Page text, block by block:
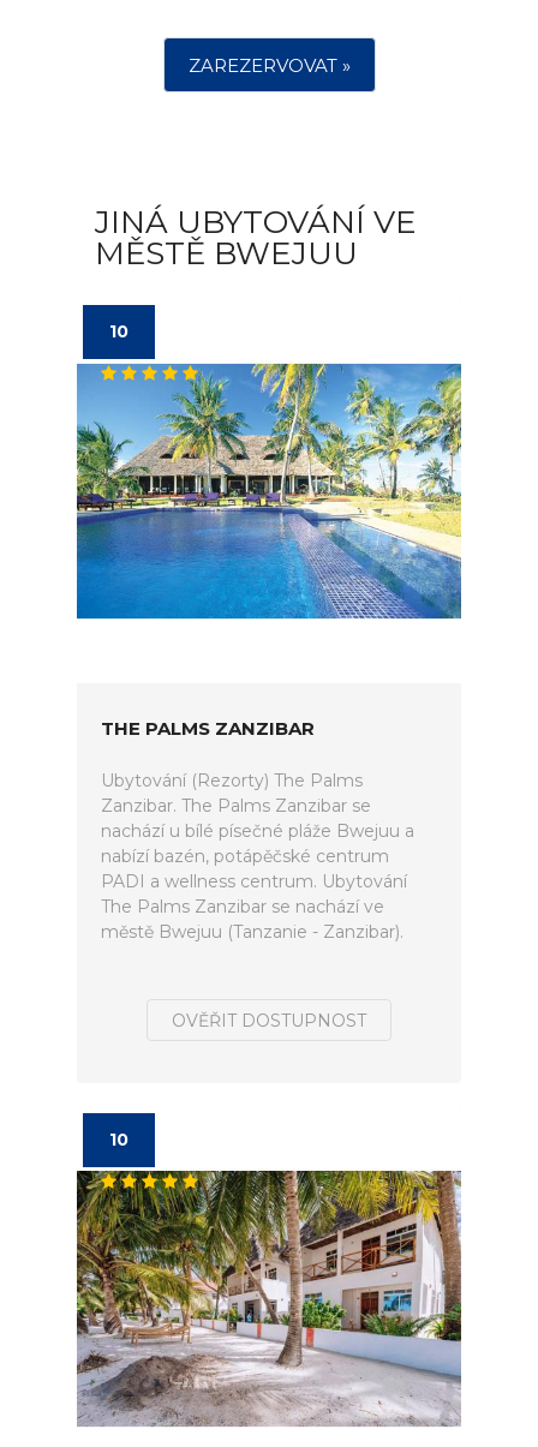
ZAREZERVOVAT »
JINÁ UBYTOVÁNÍ VE
MĚSTĚ BWEJUU
10
THE PALMS ZANZIBAR
Ubytování (Rezorty) The Palms
Zanzibar. The Palms Zanzibar se
nachází u bílé písečné pláže Bwejuu a
nabízí bazén, potápěčské centrum
PADI a wellness centrum. Ubytování
The Palms Zanzibar se nachází ve
městě Bwejuu (Tanzanie - Zanzibar).
OVĚŘIT DOSTUPNOST
10